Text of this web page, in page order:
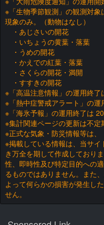
※「生物季節観測」の観測対
現象のみ。（動物はなし）
・あじさいの開花
・いちょうの黄葉・落葉
・うめの開花
・かえでの紅葉・落葉
・さくらの開花・満開
・すすきの開花
※「高温注意情報」の運用終了
※「熱中症警戒アラート」の運
※「海氷予報」の運用終了は
※集計関連ページの更新は不定
※正式な気象・防災情報等は、
※掲載している情報は、当サ
き万全を期して作成しており
性、即時性及び特定目的への
るものではありません。また
よって何らかの損害が発生し
せん。